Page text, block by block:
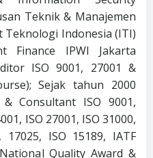
Teknik & Manajemen
Indonesia (ITI)
Finance IPWI Jakarta
ISO 9001, 27001 &
Sejak tahun 2000
Consultant ISO 9001,
ISO 27001, ISO 31000,
17025, ISO 15189, IATF
Quality Award &